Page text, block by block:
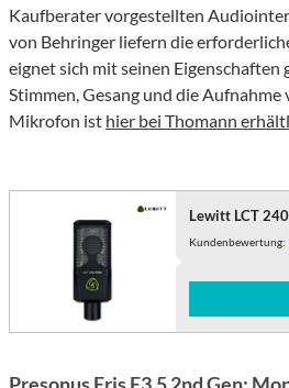
Kaufberater vorgestellten
von Behringer liefern die
eignet sich mit seinen
Stimmen, Gesang und die
Mikrofon ist hier bei Thomann
Lewitt LCT
Kundenbewertung: